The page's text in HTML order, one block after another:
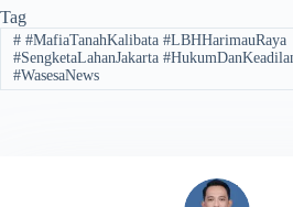
Tag
##MafiaTanahKalibata #LBHHarimauRaya
#SengketaLahanJakarta
#WasesaNews